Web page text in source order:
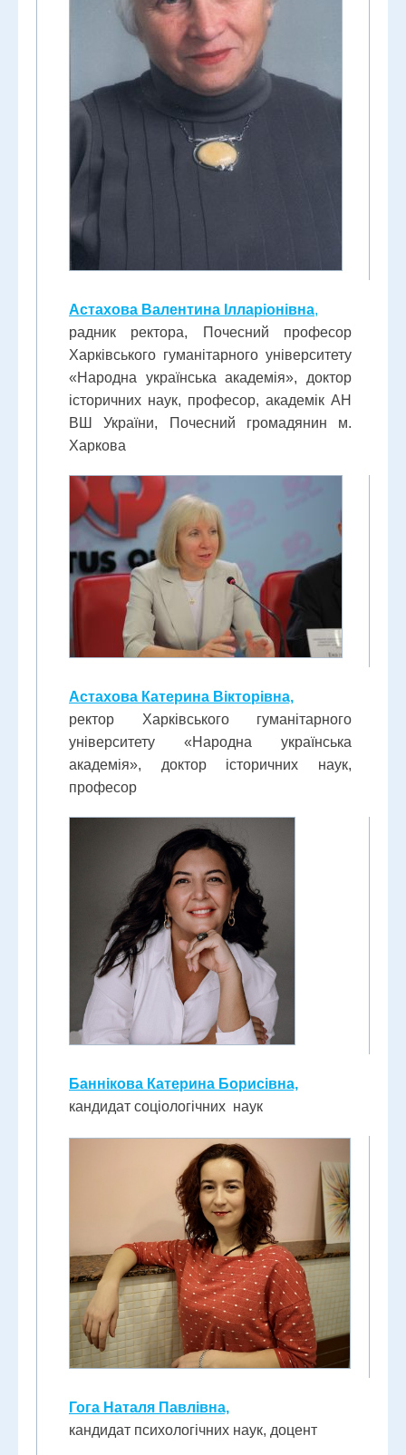
Астахова Валентина Ілларіонівна,
радник ректора, Почесний професор
Харківського гуманітарного університету
«Народна українська академія», доктор
історичних наук, професор, академік АН
ВШ України, Почесний громадянин м.
Харкова
Астахова Катерина Вікторівна,
ректор Харківського гуманітарного
університету «Народна українська
академія», доктор історичних наук,
професор
Баннікова Катерина Борисівна,
кандидат соціологічних наук
Гога Наталя Павлівна,
кандидат психологічних наук, доцент